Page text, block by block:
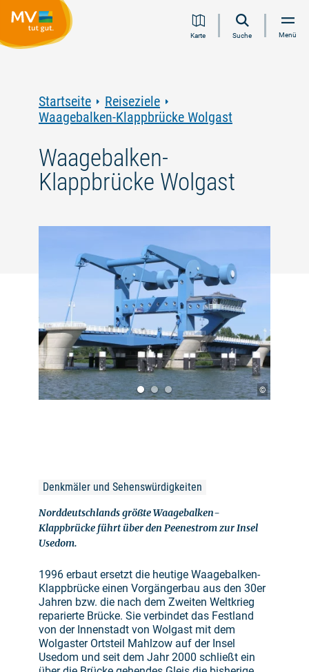
Inhalt
Navigation
Volltextsuche
FooterKarte Suche Menü
Startseite
Reiseziele
Waagebalken-Klappbrücke Wolgast
Waagebalken-
Klappbrücke Wolgast
©
Denkmäler und Sehenswürdigkeiten
Norddeutschlands größte Waagebalken-
Klappbrücke führt über den Peenestrom zur Insel
Usedom.
1996 erbaut ersetzt die heutige Waagebalken-
Klappbrücke einen Vorgängerbau aus den 30er
Jahren bzw. die nach dem Zweiten Weltkrieg
reparierte Brücke. Sie verbindet das Festland
von der Innenstadt von Wolgast mit dem
Wolgaster Ortsteil Mahlzow auf der Insel
Usedom und seit dem Jahr 2000 schließt ein